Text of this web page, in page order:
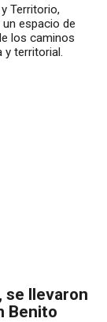
Territorio,
espacio de
los caminos
y territorial.
se llevaron
Benito